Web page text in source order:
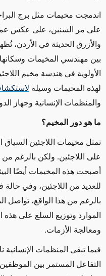
اندمجت مخيمات مثل برج
على مر السنين، على عكس
والأزرق الحديثة في الأردن،
بين مهندسي المخيمات
الأولوية في هندسة مخيم
لهذه المخيمات وسيلة
والمنظمات الإنسانية وجهاز
ما هو دور المخيم؟
تمثل مخيمات اللاجئين السياق
على اللاجئين. ولكن بالرغم من
أصبحت هذه المخيمات أيضًا
للعديد من اللاجئين، وفي حالة
بالرغم من هذا الواقع، تواصل
الموارد وتوزيع السلع على
ومعالجة الأزمات.
فيما تبقى المنظمات
التفاعل المستمر بين